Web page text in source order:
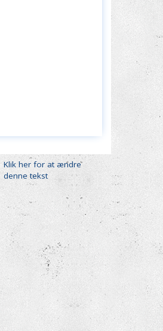
Klik her for at ændre
denne tekst